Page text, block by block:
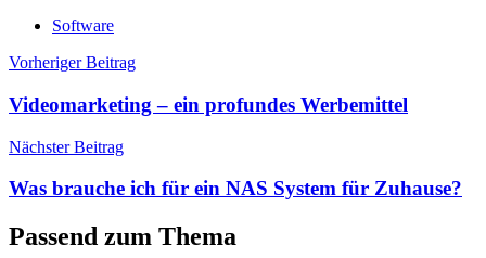
Software
Beitragsnavigation
Vorheriger Beitrag
Videomarketing – ein profundes Werbemittel
Nächster Beitrag
Was brauche ich für ein NAS System für Zuhause?
Passend zum Thema